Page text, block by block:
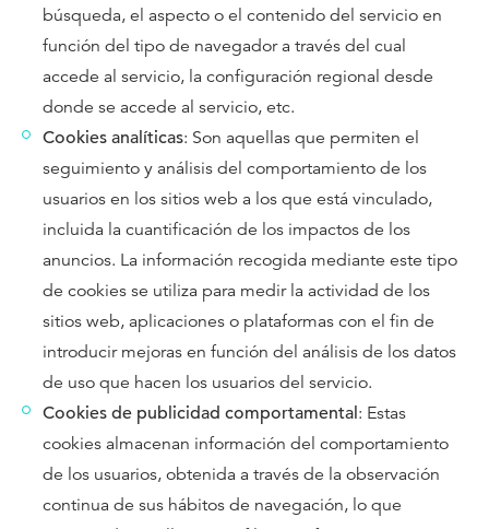
búsqueda, el aspecto o el contenido del servicio en
función del tipo de navegador a través del cual
accede al servicio, la configuración regional desde
donde se accede al servicio, etc.
Cookies analíticas: Son aquellas que permiten el
seguimiento y análisis del comportamiento de los
usuarios en los sitios web a los que está vinculado,
incluida la cuantificación de los impactos de los
anuncios. La información recogida mediante este tipo
de cookies se utiliza para medir la actividad de los
sitios web, aplicaciones o plataformas con el fin de
introducir mejoras en función del análisis de los datos
de uso que hacen los usuarios del servicio.
Cookies de publicidad comportamental: Estas
cookies almacenan información del comportamiento
de los usuarios, obtenida a través de la observación
continua de sus hábitos de navegación, lo que